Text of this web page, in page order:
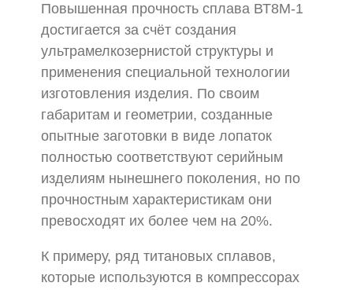
Повышенная прочность сплава ВТ8М-1
достигается за счёт создания
ультрамелкозернистой структуры и
применения специальной технологии
изготовления изделия. По своим
габаритам и геометрии, созданные
опытные заготовки в виде лопаток
полностью соответствуют серийным
изделиям нынешнего поколения, но по
прочностным характеристикам они
превосходят их более чем на 20%.
К примеру, ряд титановых сплавов,
которые используются в компрессорах